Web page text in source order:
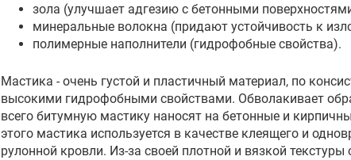
зола (улучшает адгезию с бетонными
минеральные волокна (придают устойчивость к
полимерные наполнители (гидрофобные свойства).
Мастика - очень густой и пластичный материал, по
высокими гидрофобными свойствами. Обволакивает
всего битумную мастику наносят на бетонные и
этого мастика используется в качестве клеящего и
рулонной кровли. Из-за своей плотной и вязкой